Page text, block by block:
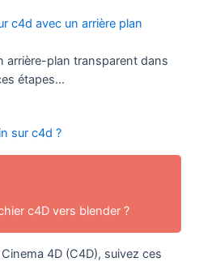
c4d avec un arrière plan
arrière-plan transparent dans
étapes…
sur c4d ?
c4D vers blender ?
4D (C4D), suivez ces